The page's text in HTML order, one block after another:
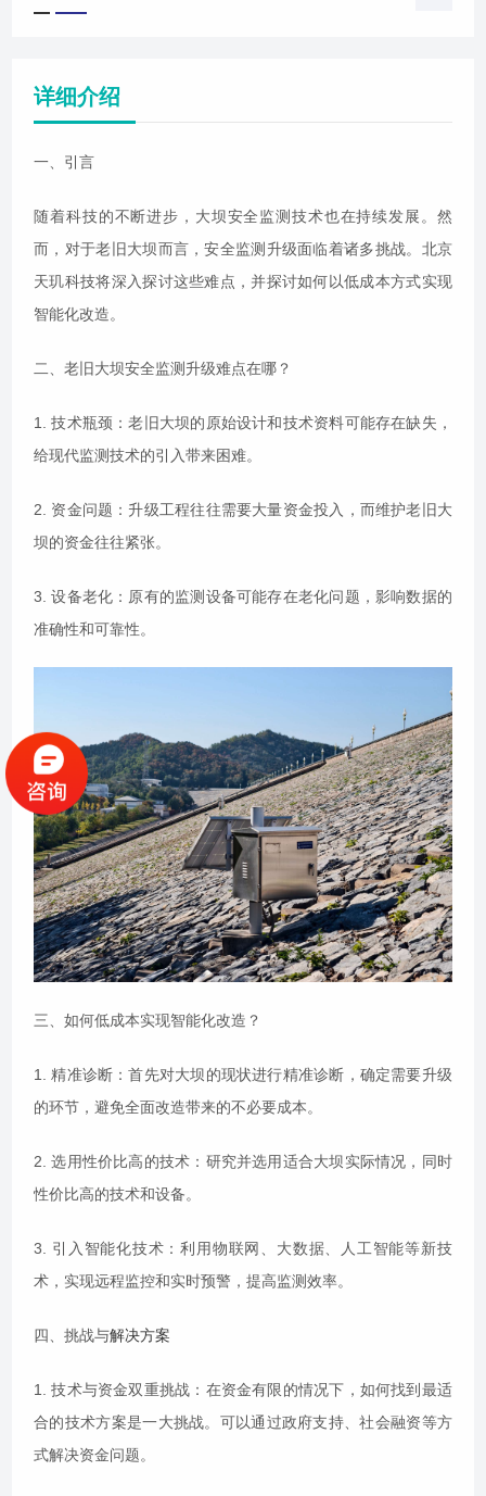
详细介绍
一、引言
随着科技的不断进步，大坝安全监测技术也在持续发展。然
而，对于老旧大坝而言，安全监测升级面临着诸多挑战。北京
天玑科技将深入探讨这些难点，并探讨如何以低成本方式实现
智能化改造。
二、老旧大坝安全监测升级难点在哪？
1. 技术瓶颈：老旧大坝的原始设计和技术资料可能存在缺失，
给现代监测技术的引入带来困难。
2. 资金问题：升级工程往往需要大量资金投入，而维护老旧大
坝的资金往往紧张。
3. 设备老化：原有的监测设备可能存在老化问题，影响数据的
准确性和可靠性。
三、如何低成本实现智能化改造？
1. 精准诊断：首先对大坝的现状进行精准诊断，确定需要升级
的环节，避免全面改造带来的不必要成本。
2. 选用性价比高的技术：研究并选用适合大坝实际情况，同时
性价比高的技术和设备。
3. 引入智能化技术：利用物联网、大数据、人工智能等新技
术，实现远程监控和实时预警，提高监测效率。
四、挑战与解决方案
1. 技术与资金双重挑战：在资金有限的情况下，如何找到最适
合的技术方案是一大挑战。可以通过政府支持、社会融资等方
式解决资金问题。